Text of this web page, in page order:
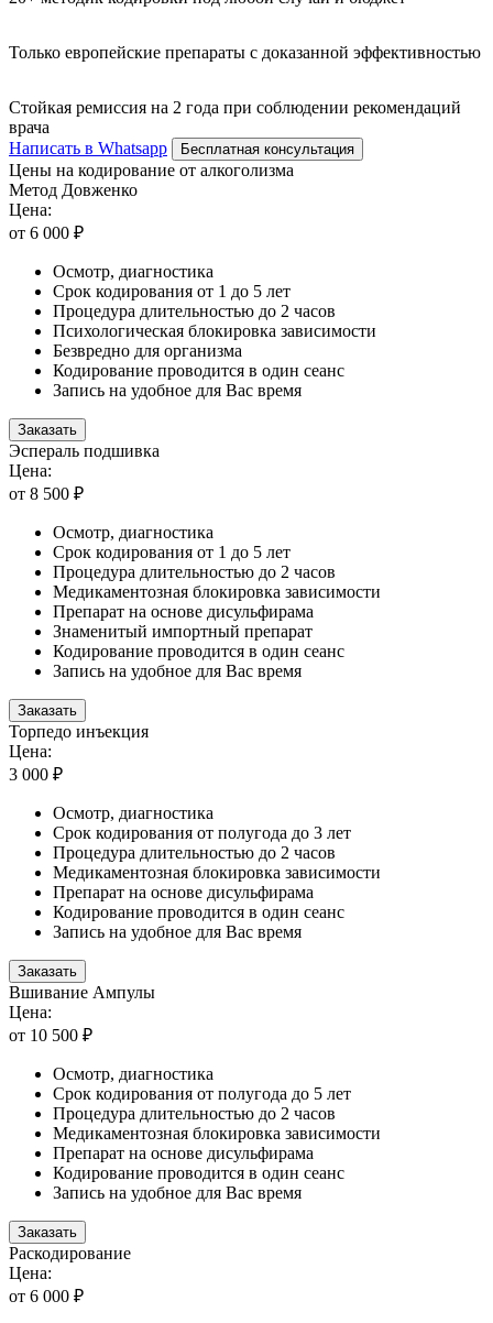
Только европейские препараты с доказанной эффективностью
Стойкая ремиссия на 2 года при соблюдении рекомендаций
врача
Написать в Whatsapp
Бесплатная консультация
Цены на кодирование от алкоголизма
Метод Довженко
Цена:
от 6 000 ₽
Осмотр, диагностика
Срок кодирования от 1 до 5 лет
Процедура длительностью до 2 часов
Психологическая блокировка зависимости
Безвредно для организма
Кодирование проводится в один сеанс
Запись на удобное для Вас время
Заказать
Эспераль подшивка
Цена:
от 8 500 ₽
Осмотр, диагностика
Срок кодирования от 1 до 5 лет
Процедура длительностью до 2 часов
Медикаментозная блокировка зависимости
Препарат на основе дисульфирама
Знаменитый импортный препарат
Кодирование проводится в один сеанс
Запись на удобное для Вас время
Заказать
Торпедо инъекция
Цена:
3 000 ₽
Осмотр, диагностика
Срок кодирования от полугода до 3 лет
Процедура длительностью до 2 часов
Медикаментозная блокировка зависимости
Препарат на основе дисульфирама
Кодирование проводится в один сеанс
Запись на удобное для Вас время
Заказать
Вшивание Ампулы
Цена:
от 10 500 ₽
Осмотр, диагностика
Срок кодирования от полугода до 5 лет
Процедура длительностью до 2 часов
Медикаментозная блокировка зависимости
Препарат на основе дисульфирама
Кодирование проводится в один сеанс
Запись на удобное для Вас время
Заказать
Раскодирование
Цена:
от 6 000 ₽